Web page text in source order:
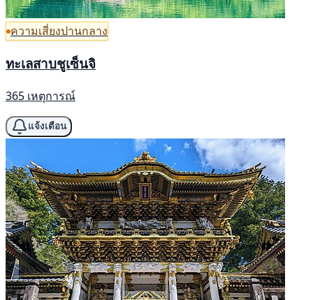
ความเสี่ยงปานกลาง
ทะเลสาบชูเซ็นจิ
365 เหตุการณ์
แจ้งเตือน